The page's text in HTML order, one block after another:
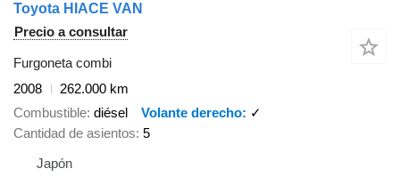
Toyota HIACE VAN
Precio a consultar
Furgoneta combi
2008
262.000 km
Combustible diésel Volante derecho
✓
Cantidad de asientos 5
Japón